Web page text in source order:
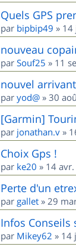
Quels GPS
par bipbip49 » 14
nouveau
par Souf25 » 11
nouvel
par yod@ » 30
[Garmin]
par jonathan.v »
Choix Gps !
par ke20 » 14
Perte d'un
par gallet » 29
Infos Conseils
par Mikey62 » 14